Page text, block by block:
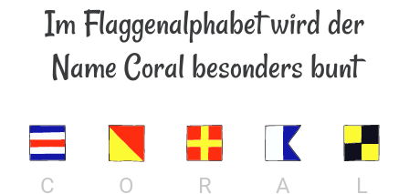
Im Flaggenalphabet wird der
Name Coral besonders bunt
C O R A L